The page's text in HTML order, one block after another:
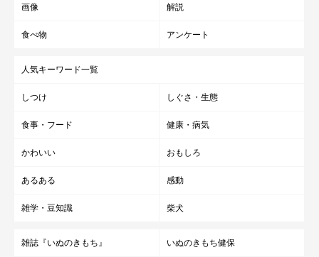
画像 解説
食べ物 アンケート
人気キーワード一覧
しつけ しぐさ・生態
食事・フード 健康・病気
かわいい おもしろ
あるある 感動
雑学・豆知識 柴犬
雑誌『いぬのきもち』 いぬのきもち健保